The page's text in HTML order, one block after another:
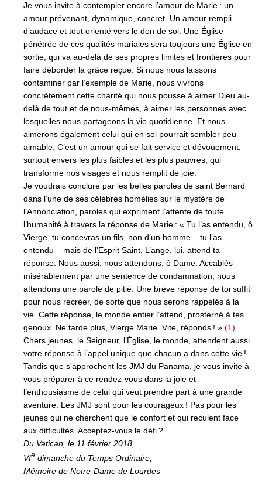
Je vous invite à contempler encore l’amour de Marie : un
amour prévenant, dynamique, concret. Un amour rempli
d’audace et tout orienté vers le don de soi. Une Église
pénétrée de ces qualités mariales sera toujours une Église en
sortie, qui va au-delà de ses propres limites et frontières pour
faire déborder la grâce reçue. Si nous nous laissons
contaminer par l’exemple de Marie, nous vivrons
concrètement cette charité qui nous pousse à aimer Dieu au-
delà de tout et de nous-mêmes, à aimer les personnes avec
lesquelles nous partageons la vie quotidienne. Et nous
aimerons également celui qui en soi pourrait sembler peu
aimable. C’est un amour qui se fait service et dévouement,
surtout envers les plus faibles et les plus pauvres, qui
transforme nos visages et nous remplit de joie.
Je voudrais conclure par les belles paroles de saint Bernard
dans l’une de ses célèbres homélies sur le mystère de
l’Annonciation, paroles qui expriment l’attente de toute
l’humanité à travers la réponse de Marie : « Tu l’as entendu, ô
Vierge, tu concevras un fils, non d’un homme – tu l’as
entendu – mais de l’Esprit Saint. L’ange, lui, attend ta
réponse. Nous aussi, nous attendons, ô Dame. Accablés
misérablement par une sentence de condamnation, nous
attendons une parole de pitié. Une brève réponse de toi suffit
pour nous recréer, de sorte que nous serons rappelés à la
vie. Cette réponse, le monde entier l’attend, prosterné à tes
genoux. Ne tarde plus, Vierge Marie. Vite, réponds ! » (1)
Chers jeunes, le Seigneur, l’Église, le monde, attendent aussi
votre réponse à l’appel unique que chacun a dans cette vie !
Tandis que s’approchent les JMJ du Panama, je vous invite à
vous préparer à ce rendez-vous dans la joie et
l’enthousiasme de celui qui veut prendre part à une grande
aventure. Les JMJ sont pour les courageux ! Pas pour les
jeunes qui ne cherchent que le confort et qui reculent face
aux difficultés. Acceptez-vous le défi ?
Du Vatican, le 11 février 2018,
VIedimanche du Temps Ordinaire,
Mémoire de Notre-Dame de Lourdes